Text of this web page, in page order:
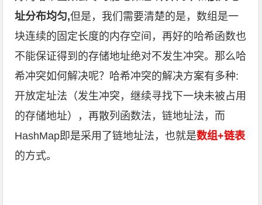
址分布均匀,但是，我们需要清楚的是，数组是一
块连续的固定长度的内存空间，再好的哈希函数也
不能保证得到的存储地址绝对不发生冲突。那么哈
希冲突如何解决呢？哈希冲突的解决方案有多种:
开放定址法（发生冲突，继续寻找下一块未被占用
的存储地址），再散列函数法，链地址法，而
HashMap即是采用了链地址法，也就是数组+链表
的方式。